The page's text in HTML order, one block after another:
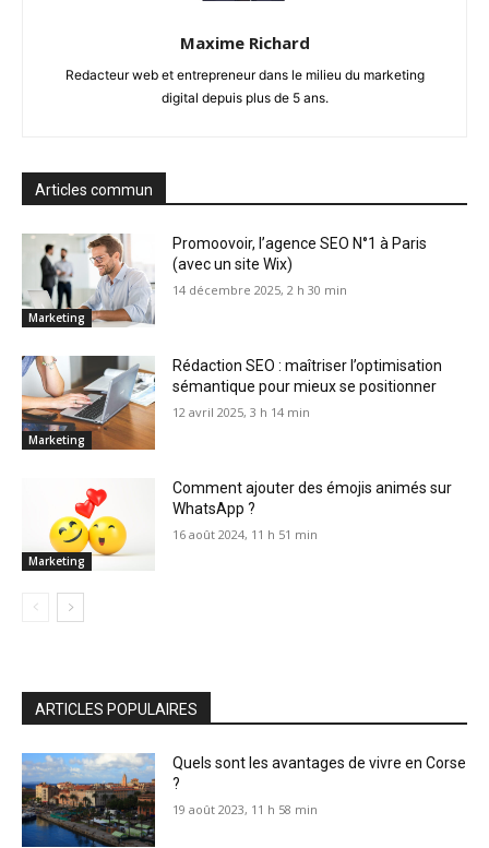
Maxime Richard
Redacteur web et entrepreneur dans le milieu du marketing
digital depuis plus de 5 ans.
Articles commun
Marketing
Promoovoir, l’agence SEO N°1 à Paris
(avec un site Wix)
14 décembre 2025, 2 h 30 min
Marketing
Rédaction SEO : maîtriser l’optimisation
sémantique pour mieux se positionner
12 avril 2025, 3 h 14 min
Marketing
Comment ajouter des émojis animés sur
WhatsApp ?
16 août 2024, 11 h 51 min
ARTICLES POPULAIRES
Quels sont les avantages de vivre en Corse
?
19 août 2023, 11 h 58 min